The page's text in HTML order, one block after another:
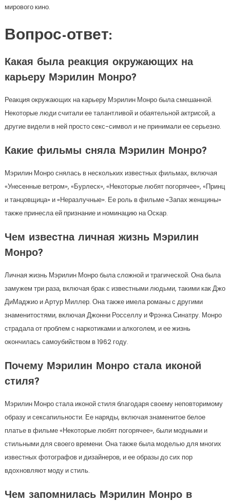
мирового кино.
Вопрос-ответ:
Какая была реакция окружающих на
карьеру Мэрилин Монро?
Реакция окружающих на карьеру Мэрилин Монро была смешанной.
Некоторые люди считали ее талантливой и обаятельной актрисой, а
другие видели в ней просто секс-символ и не принимали ее серьезно.
Какие фильмы сняла Мэрилин Монро?
Мэрилин Монро снялась в нескольких известных фильмах, включая
«Унесенные ветром», «Бурлеск», «Некоторые любят погорячее», «Принц
и танцовщица» и «Неразлучные». Ее роль в фильме «Запах женщины»
также принесла ей признание и номинацию на Оскар.
Чем известна личная жизнь Мэрилин
Монро?
Личная жизнь Мэрилин Монро была сложной и трагической. Она была
замужем три раза, включая брак с известными людьми, такими как Джо
ДиМаджио и Артур Миллер. Она также имела романы с другими
знаменитостями, включая Джонни Росселлу и Фрэнка Синатру. Монро
страдала от проблем с наркотиками и алкоголем, и ее жизнь
окончилась самоубийством в 1962 году.
Почему Мэрилин Монро стала иконой
стиля?
Мэрилин Монро стала иконой стиля благодаря своему неповторимому
образу и сексапильности. Ее наряды, включая знаменитое белое
платье в фильме «Некоторые любят погорячее», были модными и
стильными для своего времени. Она также была моделью для многих
известных фотографов и дизайнеров, и ее образы до сих пор
вдохновляют моду и стиль.
Чем запомнилась Мэрилин Монро в